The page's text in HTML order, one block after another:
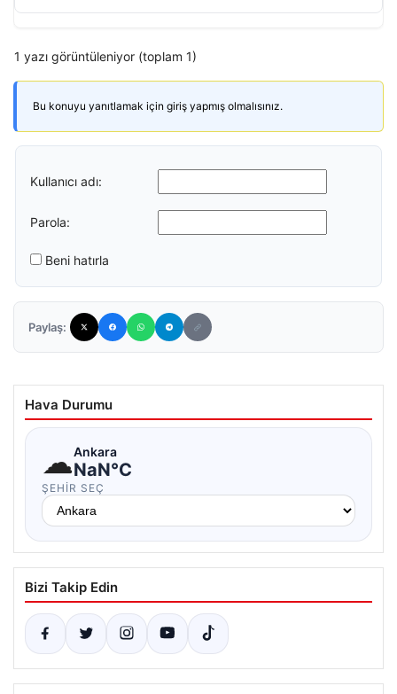
1 yazı görüntüleniyor (toplam 1)
Bu konuyu yanıtlamak için giriş yapmış olmalısınız.
Kullanıcı adı:
Parola:
Beni hatırla
Paylaş:
Hava Durumu
☁Ankara
NaN°C
ŞEHIR SEÇ
Bizi Takip Edin